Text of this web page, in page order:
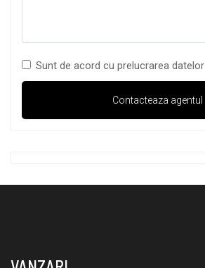
Sunt de acord cu prelucrarea datelor